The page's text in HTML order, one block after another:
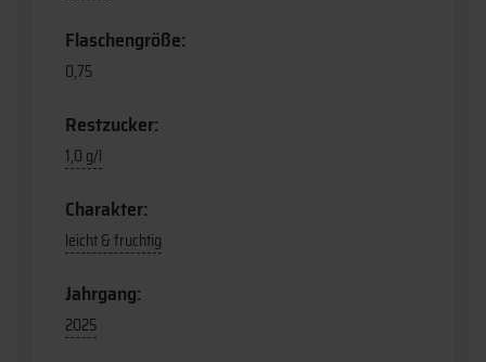
Flaschengröße:
0,75
Restzucker:
1,0 g/l
Charakter:
leicht & fruchtig
Jahrgang:
2025